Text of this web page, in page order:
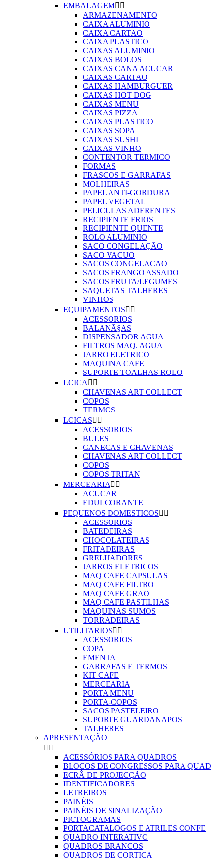
EMBALAGEM 
ARMAZENAMENTO
CAIXA ALUMINIO
CAIXA CARTAO
CAIXA PLASTICO
CAIXAS ALUMINIO
CAIXAS BOLOS
CAIXAS CANA ACUCAR
CAIXAS CARTAO
CAIXAS HAMBURGUER
CAIXAS HOT DOG
CAIXAS MENU
CAIXAS PIZZA
CAIXAS PLASTICO
CAIXAS SOPA
CAIXAS SUSHI
CAIXAS VINHO
CONTENTOR TERMICO
FORMAS
FRASCOS E GARRAFAS
MOLHEIRAS
PAPEL ANTI-GORDURA
PAPEL VEGETAL
PELICULAS ADERENTES
RECIPIENTE FRIOS
RECIPIENTE QUENTE
ROLO ALUMINIO
SACO CONGELAÇÃO
SACO VACUO
SACOS CONGELACAO
SACOS FRANGO ASSADO
SACOS FRUTA/LEGUMES
SAQUETAS TALHERES
VINHOS
EQUIPAMENTOS 
ACESSORIOS
BALANÃ§AS
DISPENSADOR AGUA
FILTROS MAQ. AGUA
JARRO ELETRICO
MAQUINA CAFE
SUPORTE TOALHAS ROLO
LOICA  
CHAVENAS ART COLLECT
COPOS
TERMOS
LOICAS 
ACESSORIOS
BULES
CANECAS E CHAVENAS
CHAVENAS ART COLLECT
COPOS
COPOS TRITAN
MERCEARIA  
ACUCAR
EDULCORANTE
PEQUENOS DOMESTICOS 
ACESSORIOS
BATEDEIRAS
CHOCOLATEIRAS
FRITADEIRAS
GRELHADORES
JARROS ELETRICOS
MAQ CAFE CAPSULAS
MAQ CAFE FILTRO
MAQ CAFE GRAO
MAQ CAFE PASTILHAS
MAQUINAS SUMOS
TORRADEIRAS
UTILITARIOS 
ACESSORIOS
COPA
EMENTA
GARRAFAS E TERMOS
KIT CAFE
MERCEARIA
PORTA MENU
PORTA-COPOS
SACOS PASTELEIRO
SUPORTE GUARDANAPOS
TALHERES
APRESENTAÇÃO
 
ACESSÓRIOS PARA QUADROS
BLOCOS DE CONGRESSOS PARA QUAD
ECRÂ DE PROJECÇÃO
IDENTIFICADORES
LETREIROS
PAINÉIS
PAINÉIS DE SINALIZAÇÃO
PICTOGRAMAS
PORTACATALOGOS E ATRILES CONFE
QUADRO INTERATIVO
QUADROS BRANCOS
QUADROS DE CORTIÇA